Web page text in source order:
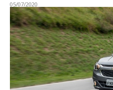
05/07/2020